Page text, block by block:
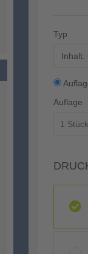
Typ
Inhalt:
Auflage